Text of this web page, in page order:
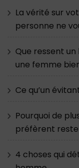
La vérité sur
personne ne
Que ressent
une femme
Ce qu’un
Pourquoi de
préfèrent
4 choses qui